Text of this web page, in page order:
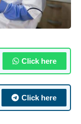
Click here
Click here